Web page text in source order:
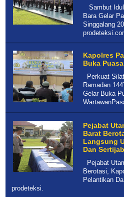
Sambut
Bara Gelar
Singgalang
Kapolres
Buka
Perkuat
Ramadan
Gelar Buka
Pejabat
Barat
Langsung
Dan Sertijab
Pejabat
Berotasi,
Pelantikan
prodeteksi.